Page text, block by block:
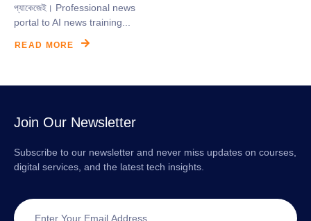
প্যাকেজেই। Professional news
portal to AI news training...
READ MORE
Join Our Newsletter
Subscribe to our newsletter and never miss updates on courses,
digital services, and the latest tech insights.